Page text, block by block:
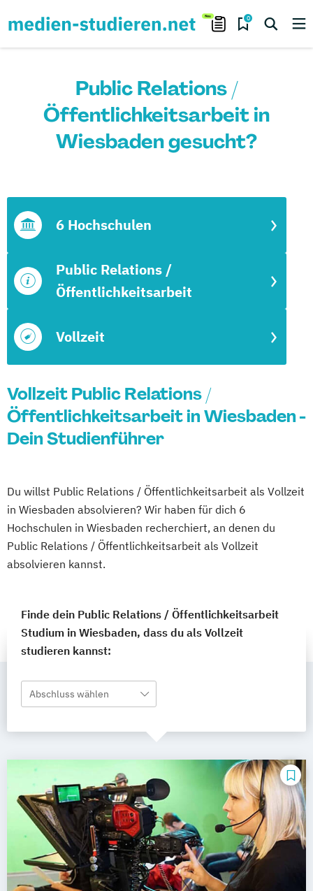
0
Public Relations /
Öffentlichkeitsarbeit in
Wiesbaden gesucht?
Vollzeit
Public Relations /
Öffentlichkeitsarbeit
6 Hochschulen
Vollzeit Public Relations /
Öffentlichkeitsarbeit in Wiesbaden -
Dein Studienführer
Du willst Public Relations / Öffentlichkeitsarbeit als Vollzeit
in Wiesbaden absolvieren? Wir haben für dich 6
Hochschulen in Wiesbaden recherchiert, an denen du
Public Relations / Öffentlichkeitsarbeit als Vollzeit
absolvieren kannst.
Finde dein Public Relations / Öffentlichkeitsarbeit
Studium in Wiesbaden, dass du als Vollzeit
studieren kannst:
Abschluss wählen